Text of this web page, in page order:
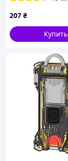
207 ₴
Купить